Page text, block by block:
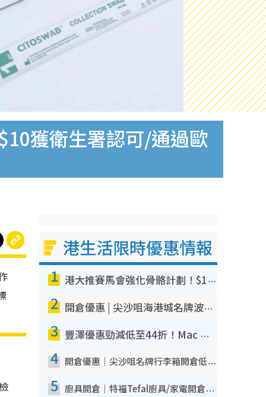
獲衛生署認可/通過歐
港生活限時優惠情報
1 港大推賽馬會強化骨骼計劃！$100骨質密度X光檢查 完成免費運動訓練送超市禮券！附參加資格
2 開倉優惠 | 尖沙咀海港城名牌波鞋開倉低至1折！On鞋$899起／Joy&Peace鞋履$98起
3 豐澤優惠勁減低至44折！Mac mini/iPhone17Pro大減價！廚房家電$220起
4 開倉優惠｜尖沙咀名牌行李箱開倉低至4折！一連5日 American Tourister/ace./Hallmark $200起！
5 廚具開倉｜特福Tefal廚具/家電開倉低至3折！$220起買平底鍋/炒鑊/湯煲！電飯煲/吸塵機/燙斗$418起